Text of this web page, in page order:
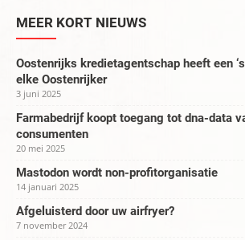
MEER KORT NIEUWS
Oostenrijks kredietagentschap heeft een
elke Oostenrijker
3 juni 2025
Farmabedrijf koopt toegang tot dna-data
consumenten
20 mei 2025
Mastodon wordt non-profitorganisatie
14 januari 2025
Afgeluisterd door uw airfryer?
7 november 2024